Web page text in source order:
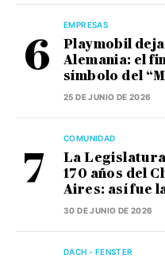
EMPRESAS
Playmobil
Alemania: el
símbolo del
25 DE JUNIO DE 2026
COMUNIDAD
La
170 años del
Aires: así fue
30 DE JUNIO DE 2026
DACH - FENSTER